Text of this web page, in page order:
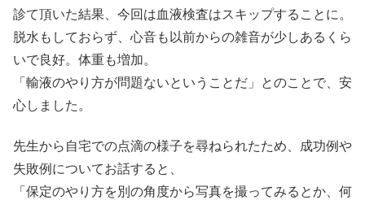
診て頂いた結果、今回は血液検査はスキップすることに。
脱水もしておらず、心音も以前からの雑音が少しあるくら
いで良好。体重も増加。
「輸液のやり方が問題ないということだ」とのことで、安
心しました。
先生から自宅での点滴の様子を尋ねられたため、成功例や
失敗例についてお話すると、
「保定のやり方を別の角度から写真を撮ってみるとか、何